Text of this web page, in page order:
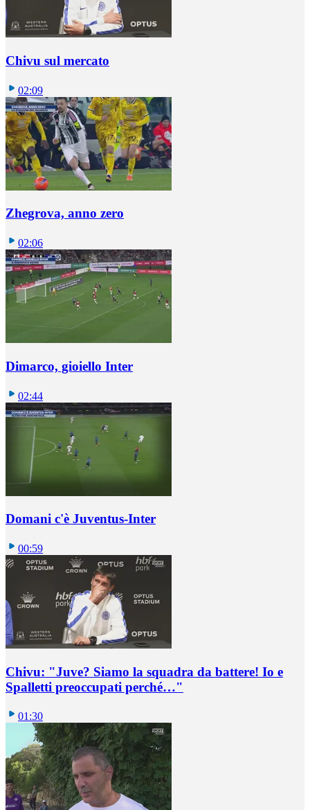
Chivu sul mercato
02:09
Zhegrova, anno zero
02:06
Dimarco, gioiello Inter
02:44
Domani c'è Juventus-Inter
00:59
Chivu: "Juve? Siamo la squadra da battere! Io e
Spalletti preoccupati perché…"
01:30